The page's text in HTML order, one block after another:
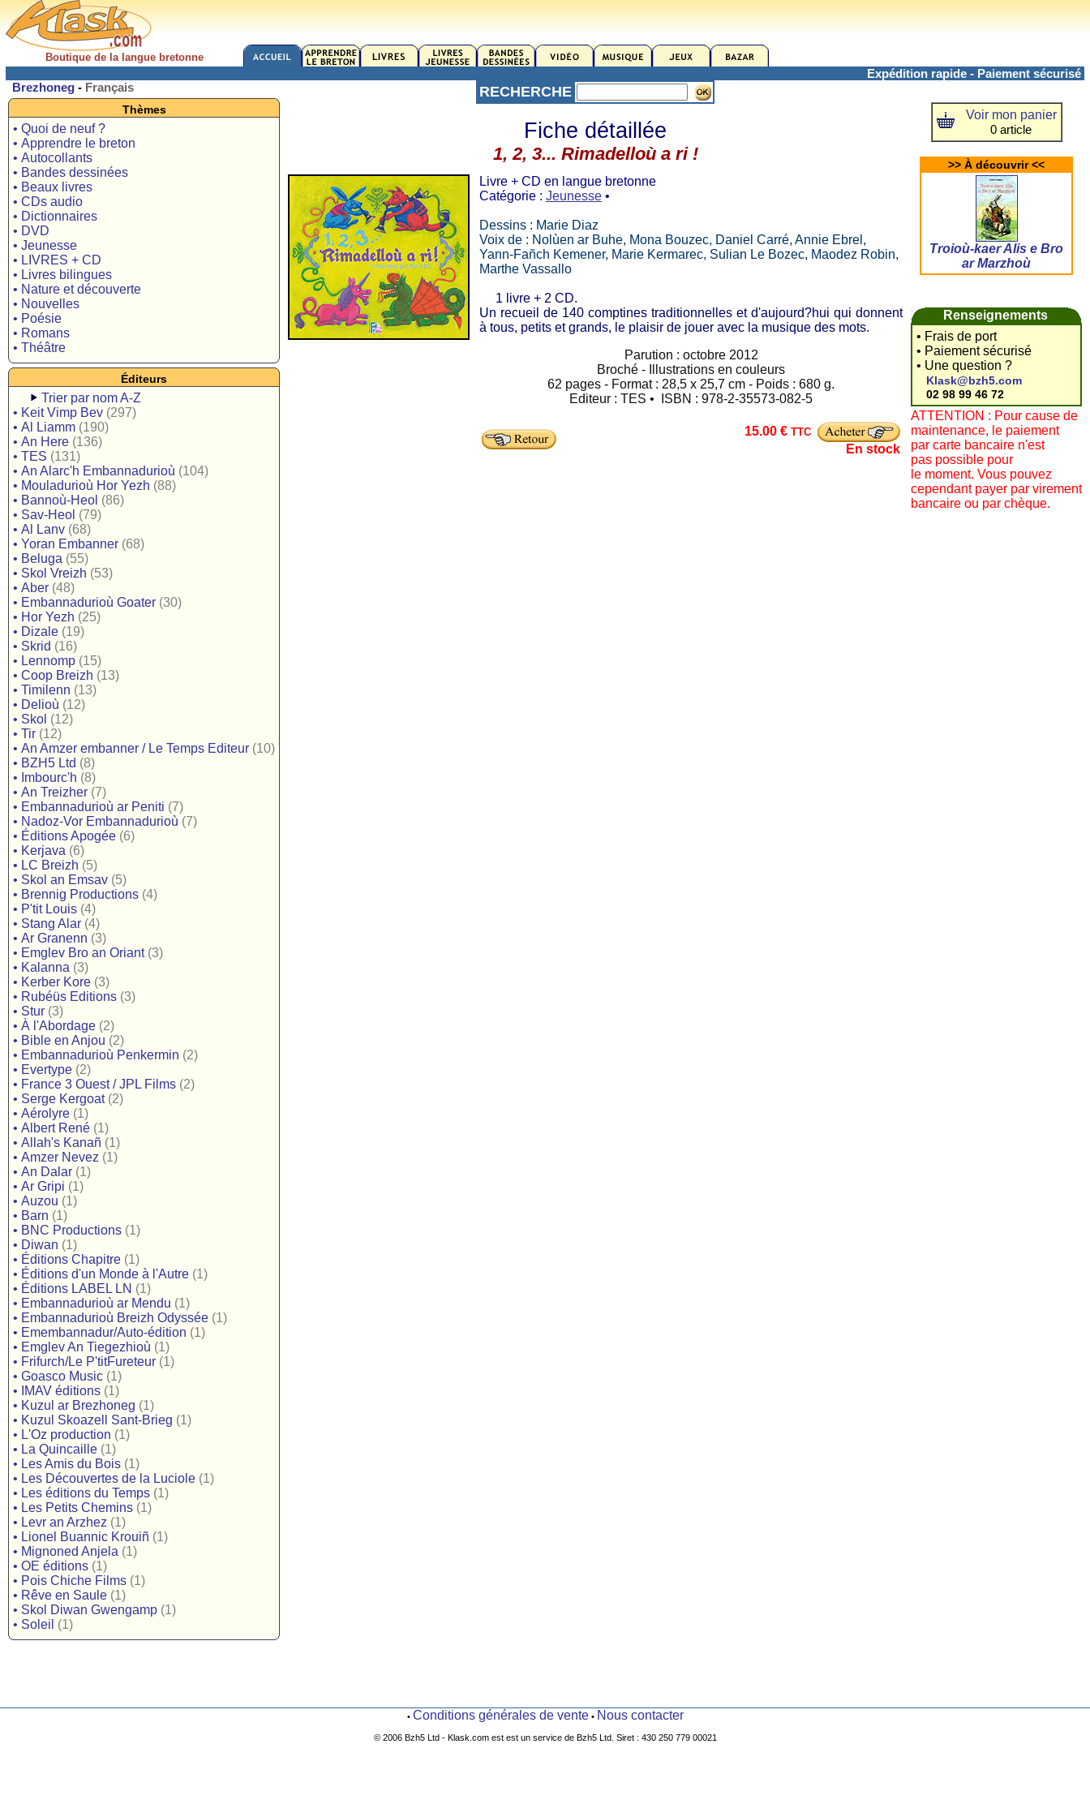
Boutique de la langue bretonne
Expédition rapide - Paiement sécurisé
Brezhoneg - Français
Thèmes
• Quoi de neuf ?
• Apprendre le breton
• Autocollants
• Bandes dessinées
• Beaux livres
• CDs audio
• Dictionnaires
• DVD
• Jeunesse
• LIVRES + CD
• Livres bilingues
• Nature et découverte
• Nouvelles
• Poésie
• Romans
• Théâtre
Éditeurs
Trier par nom A-Z
• Keit Vimp Bev (297)
• Al Liamm (190)
• An Here (136)
• TES (131)
• An Alarc'h Embannadurioù (104)
• Mouladurioù Hor Yezh (88)
• Bannoù-Heol (86)
• Sav-Heol (79)
• Al Lanv (68)
• Yoran Embanner (68)
• Beluga (55)
• Skol Vreizh (53)
• Aber (48)
• Embannadurioù Goater (30)
• Hor Yezh (25)
• Dizale (19)
• Skrid (16)
• Lennomp (15)
• Coop Breizh (13)
• Timilenn (13)
• Delioù (12)
• Skol (12)
• Tir (12)
• An Amzer embanner / Le Temps Editeur (10)
• BZH5 Ltd (8)
• Imbourc'h (8)
• An Treizher (7)
• Embannadurioù ar Peniti (7)
• Nadoz-Vor Embannadurioù (7)
• Éditions Apogée (6)
• Kerjava (6)
• LC Breizh (5)
• Skol an Emsav (5)
• Brennig Productions (4)
• P'tit Louis (4)
• Stang Alar (4)
• Ar Granenn (3)
• Emglev Bro an Oriant (3)
• Kalanna (3)
• Kerber Kore (3)
• Rubéüs Editions (3)
• Stur (3)
• À l'Abordage (2)
• Bible en Anjou (2)
• Embannadurioù Penkermin (2)
• Evertype (2)
• France 3 Ouest / JPL Films (2)
• Serge Kergoat (2)
• Aérolyre (1)
• Albert René (1)
• Allah's Kanañ (1)
• Amzer Nevez (1)
• An Dalar (1)
• Ar Gripi (1)
• Auzou (1)
• Barn (1)
• BNC Productions (1)
• Diwan (1)
• Éditions Chapitre (1)
• Éditions d'un Monde à l'Autre (1)
• Éditions LABEL LN (1)
• Embannadurioù ar Mendu (1)
• Embannadurioù Breizh Odyssée (1)
• Emembannadur/Auto-édition (1)
• Emglev An Tiegezhioù (1)
• Frifurch/Le P'titFureteur (1)
• Goasco Music (1)
•
IMAV éditions (1)
• Kuzul ar Brezhoneg (1)
• Kuzul Skoazell Sant-Brieg (1)
• L'Oz production (1)
• La Quincaille (1)
• Les Amis du Bois (1)
• Les Découvertes de la Luciole (1)
• Les éditions du Temps (1)
• Les Petits Chemins (1)
• Levr an Arzhez (1)
• Lionel Buannic Krouiñ (1)
• Mignoned Anjela (1)
• OE éditions (1)
• Pois Chiche Films (1)
• Rêve en Saule (1)
• Skol Diwan Gwengamp (1)
• Soleil (1)
RECHERCHE
Fiche détaillée
1, 2, 3... Rimadelloù a ri !
Livre + CD en langue bretonne
Catégorie : Jeunesse •
Dessins : Marie Diaz
Voix de : Nolùen ar Buhe, Mona Bouzec, Daniel Carré, Annie Ebrel,
Yann-Fañch Kemener, Marie Kermarec, Sulian Le Bozec, Maodez Robin,
Marthe Vassallo
1 livre + 2 CD.
Un recueil de 140 comptines traditionnelles et d'aujourd?hui qui donnent
à tous, petits et grands, le plaisir de jouer avec la musique des mots.
Parution : octobre 2012
Broché - Illustrations en couleurs
62 pages - Format : 28,5 x 25,7 cm - Poids : 680 g.
Editeur : TES • ISBN : 978-2-35573-082-5
15.00 € TTC
En stock
Voir mon panier
0 article
>> À découvrir <<
Troioù-kaer Alis e Bro
ar Marzhoù
Renseignements
• Frais de port
• Paiement sécurisé
• Une question ?
Klask@bzh5.com
02 98 99 46 72
ATTENTION : Pour cause de
maintenance, le paiement
par carte bancaire n'est
pas possible pour
le moment. Vous pouvez
cependant payer par virement
bancaire ou par chèque.
• Conditions générales de vente• Nous contacter
© 2006 Bzh5 Ltd - Klask.com est est un service de Bzh5 Ltd. Siret : 430 250 779 00021